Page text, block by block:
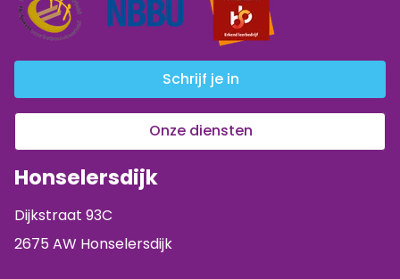
Schrijf je in
Onze diensten
Honselersdijk
Dijkstraat 93C
2675 AW Honselersdijk